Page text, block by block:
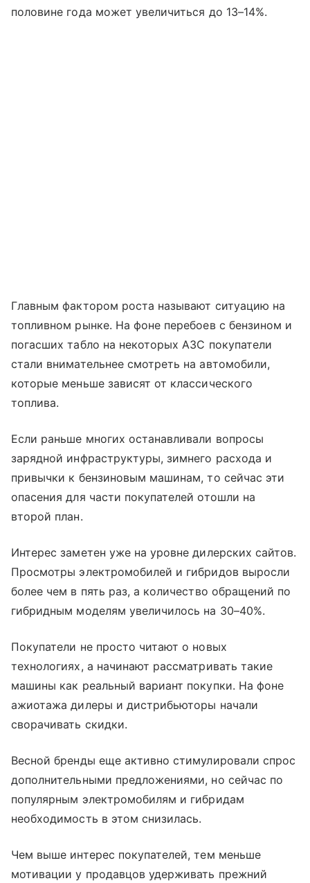
половине года может увеличиться до 13–14%.
Главным фактором роста называют ситуацию на
топливном рынке. На фоне перебоев с бензином и
погасших табло на некоторых АЗС покупатели
стали внимательнее смотреть на автомобили,
которые меньше зависят от классического
топлива.
Если раньше многих останавливали вопросы
зарядной инфраструктуры, зимнего расхода и
привычки к бензиновым машинам, то сейчас эти
опасения для части покупателей отошли на
второй план.
Интерес заметен уже на уровне дилерских сайтов.
Просмотры электромобилей и гибридов выросли
более чем в пять раз, а количество обращений по
гибридным моделям увеличилось на 30–40%.
Покупатели не просто читают о новых
технологиях, а начинают рассматривать такие
машины как реальный вариант покупки. На фоне
ажиотажа дилеры и дистрибьюторы начали
сворачивать скидки.
Весной бренды еще активно стимулировали спрос
дополнительными предложениями, но сейчас по
популярным электромобилям и гибридам
необходимость в этом снизилась.
Чем выше интерес покупателей, тем меньше
мотивации у продавцов удерживать прежний